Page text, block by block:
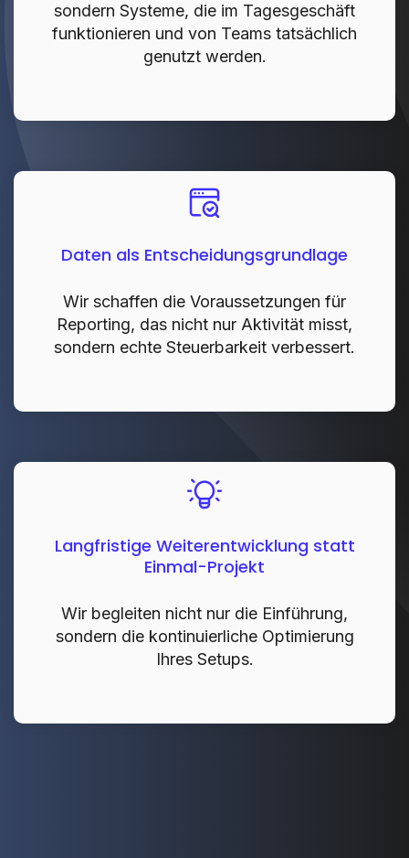
sondern Systeme, die im Tagesgeschäft
funktionieren und von Teams tatsächlich
genutzt werden.
Daten als Entscheidungsgrundlage
Wir schaffen die Voraussetzungen für
Reporting, das nicht nur Aktivität misst,
sondern echte Steuerbarkeit verbessert.
Langfristige Weiterentwicklung statt
Einmal-Projekt
Wir begleiten nicht nur die Einführung,
sondern die kontinuierliche Optimierung
Ihres Setups.